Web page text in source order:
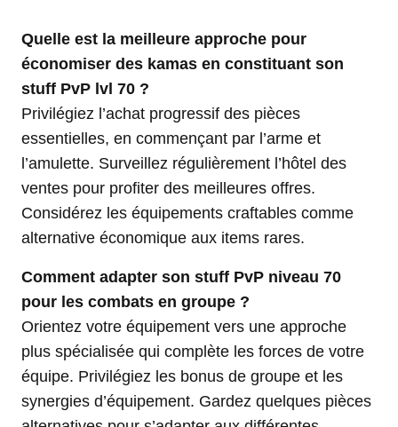
Quelle est la meilleure approche pour
économiser des kamas en constituant son
stuff PvP lvl 70 ?
Privilégiez l’achat progressif des pièces
essentielles, en commençant par l’arme et
l’amulette. Surveillez régulièrement l’hôtel des
ventes pour profiter des meilleures offres.
Considérez les équipements craftables comme
alternative économique aux items rares.
Comment adapter son stuff PvP niveau 70
pour les combats en groupe ?
Orientez votre équipement vers une approche
plus spécialisée qui complète les forces de votre
équipe. Privilégiez les bonus de groupe et les
synergies d’équipement. Gardez quelques pièces